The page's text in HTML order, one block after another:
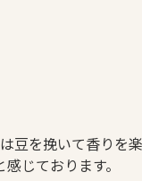
豆を挽いて香りを
じております。